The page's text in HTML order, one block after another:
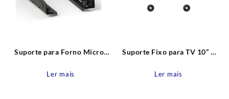
Suporte para Forno Micro-
Brasforma
Ler mais
Suporte Fixo para TV 10” a
Ler mais